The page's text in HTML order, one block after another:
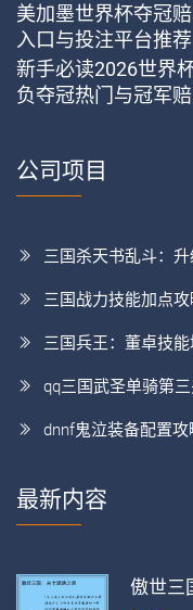
美加墨世界杯夺冠
入口与投注平台推荐
新手必读2026世界
负夺冠热门与冠军
公司项目
三国杀天书乱斗：
三国战力技能加点
三国兵王：董卓技
qq三国武圣单骑第
dnnf鬼泣装备配置攻
最新内容
傲世三